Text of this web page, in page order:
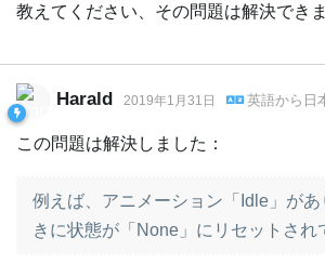
教えてください、その問題は解決でき
Harald 2019年1月31日 英語から 日
この問題は解決しました：
例えば、アニメーション「Idle」があ
きに状態が「None」にリセットされ